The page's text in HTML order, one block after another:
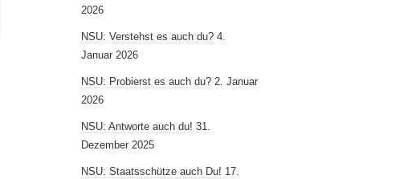
2026
NSU: Verstehst es auch du? 4.
Januar 2026
NSU: Probierst es auch du? 2. Januar
2026
NSU: Antworte auch du! 31.
Dezember 2025
NSU: Staatsschütze auch Du! 17.